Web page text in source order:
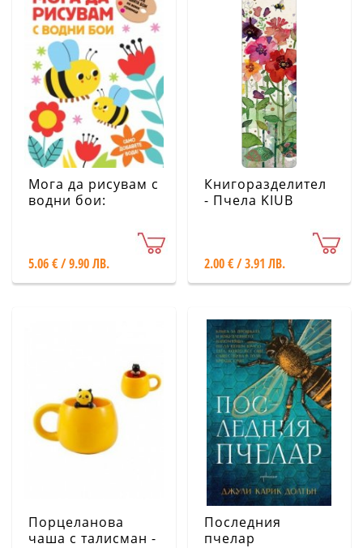
Мога да рисувам с
водни бои:
5.06 € / 9.90 ЛВ.
Книгоразделител
- Пчела KIUB
2.00 € / 3.91 ЛВ.
Порцеланова
чаша с талисман -
Последния
пчелар